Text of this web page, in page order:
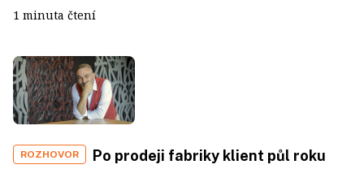
1 minuta čtení
ROZHOVOR
Po prodeji fabriky klient půl roku